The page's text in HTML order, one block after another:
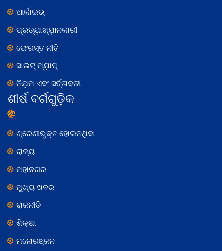
ଆର୍କାଇଭ୍
ପ୍ରତ୍ଯ଼ାଖ୍ଯ଼ାନକାରୀ
ଫେରସ୍ତ ନୀତି
ସାଇଟ୍ ମ୍ଯ଼ାପ୍
ନିଯ଼ମ ଏବଂ ସର୍ତ୍ତାବଳୀ
ଶୀର୍ଷ ବର୍ଗଗୁଡ଼ିକ
ଶ୍ରେଣୀଭୁକ୍ତ ହୋଇନଥିବା
ରାଜ୍ୟ
ମହାନଗର
ମୁଖ୍ୟ ଖବର
ରାଜନୀତି
ଶିକ୍ଷା
ମନୋରଞ୍ଜନ